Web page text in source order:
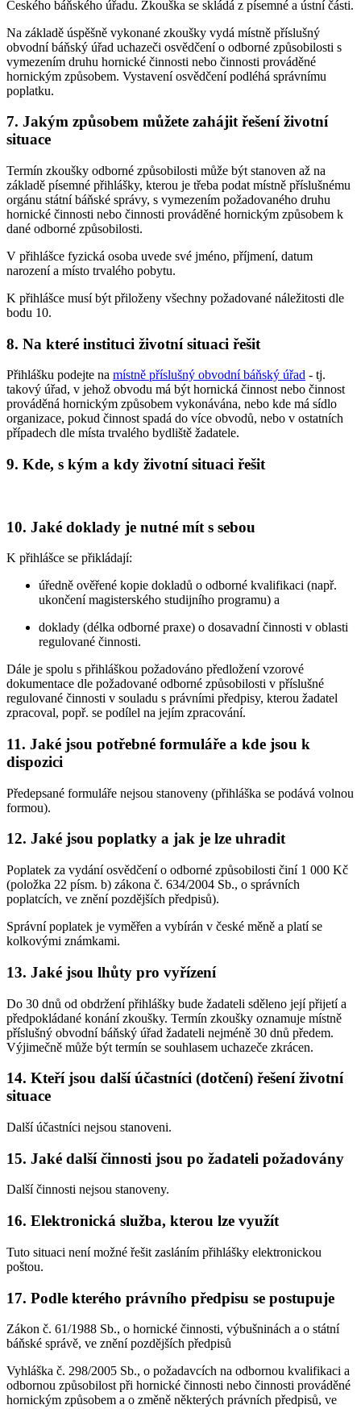
Českého báňského úřadu. Zkouška se skládá z písemné a ústní části.
Na základě úspěšně vykonané zkoušky vydá místně příslušný
obvodní báňský úřad uchazeči osvědčení o odborné způsobilosti s
vymezením druhu hornické činnosti nebo činnosti prováděné
hornickým způsobem. Vystavení osvědčení podléhá správnímu
poplatku.
7. Jakým způsobem můžete zahájit řešení životní
situace
Termín zkoušky odborné způsobilosti může být stanoven až na
základě písemné přihlášky, kterou je třeba podat místně příslušnému
orgánu státní báňské správy, s vymezením požadovaného druhu
hornické činnosti nebo činnosti prováděné hornickým způsobem k
dané odborné způsobilosti.
V přihlášce fyzická osoba uvede své jméno, příjmení, datum
narození a místo trvalého pobytu.
K přihlášce musí být přiloženy všechny požadované náležitosti dle
bodu 10.
8. Na které instituci životní situaci řešit
Přihlášku podejte na místně příslušný obvodní báňský úřad - tj.
takový úřad, v jehož obvodu má být hornická činnost nebo činnost
prováděná hornickým způsobem vykonávána, nebo kde má sídlo
organizace, pokud činnost spadá do více obvodů, nebo v ostatních
případech dle místa trvalého bydliště žadatele.
9. Kde, s kým a kdy životní situaci řešit
10. Jaké doklady je nutné mít s sebou
K přihlášce se přikládají:
úředně ověřené kopie dokladů o odborné kvalifikaci (např.
ukončení magisterského studijního programu) a
doklady (délka odborné praxe) o dosavadní činnosti v oblasti
regulované činnosti.
Dále je spolu s přihláškou požadováno předložení vzorové
dokumentace dle požadované odborné způsobilosti v příslušné
regulované činnosti v souladu s právními předpisy, kterou žadatel
zpracoval, popř. se podílel na jejím zpracování.
11. Jaké jsou potřebné formuláře a kde jsou k
dispozici
Předepsané formuláře nejsou stanoveny (přihláška se podává volnou
formou).
12. Jaké jsou poplatky a jak je lze uhradit
Poplatek za vydání osvědčení o odborné způsobilosti činí 1 000 Kč
(položka 22 písm. b) zákona č. 634/2004 Sb., o správních
poplatcích, ve znění pozdějších předpisů).
Správní poplatek je vyměřen a vybírán v české měně a platí se
kolkovými známkami.
13. Jaké jsou lhůty pro vyřízení
Do 30 dnů od obdržení přihlášky bude žadateli sděleno její přijetí a
předpokládané konání zkoušky. Termín zkoušky oznamuje místně
příslušný obvodní báňský úřad žadateli nejméně 30 dnů předem.
Výjimečně může být termín se souhlasem uchazeče zkrácen.
14. Kteří jsou další účastníci (dotčení) řešení životní
situace
Další účastníci nejsou stanoveni.
15. Jaké další činnosti jsou po žadateli požadovány
Další činnosti nejsou stanoveny.
16. Elektronická služba, kterou lze využít
Tuto situaci není možné řešit zasláním přihlášky elektronickou
poštou.
17. Podle kterého právního předpisu se postupuje
Zákon č. 61/1988 Sb., o hornické činnosti, výbušninách a o státní
báňské správě, ve znění pozdějších předpisů
Vyhláška č. 298/2005 Sb., o požadavcích na odbornou kvalifikaci a
odbornou způsobilost při hornické činnosti nebo činnosti prováděné
hornickým způsobem a o změně některých právních předpisů, ve